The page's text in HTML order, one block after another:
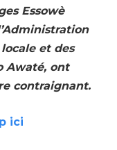
Essowè
et des
Awaté, ont
contraignant.
ici